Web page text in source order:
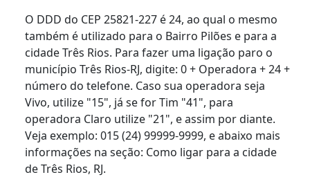
O DDD do CEP 25821-227 é 24, ao qual o mesmo
também é utilizado para o Bairro Pilões e para a
cidade Três Rios. Para fazer uma ligação paro o
município Três Rios-RJ, digite: 0 + Operadora + 24 +
número do telefone. Caso sua operadora seja
Vivo, utilize "15", já se for Tim "41", para
operadora Claro utilize "21", e assim por diante.
Veja exemplo: 015 (24) 99999-9999, e abaixo mais
informações na seção: Como ligar para a cidade
de Três Rios, RJ.